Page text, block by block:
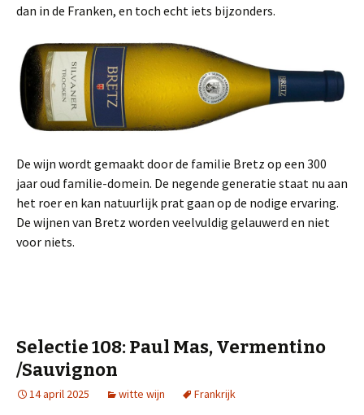
dan in de Franken, en toch echt iets bijzonders.
De wijn wordt gemaakt door de familie Bretz op een 300
jaar oud familie-domein. De negende generatie staat nu aan
het roer en kan natuurlijk prat gaan op de nodige ervaring.
De wijnen van Bretz worden veelvuldig gelauwerd en niet
voor niets.
Selectie 108: Paul Mas, Vermentino
/Sauvignon
14 april 2025 witte wijn Frankrijk